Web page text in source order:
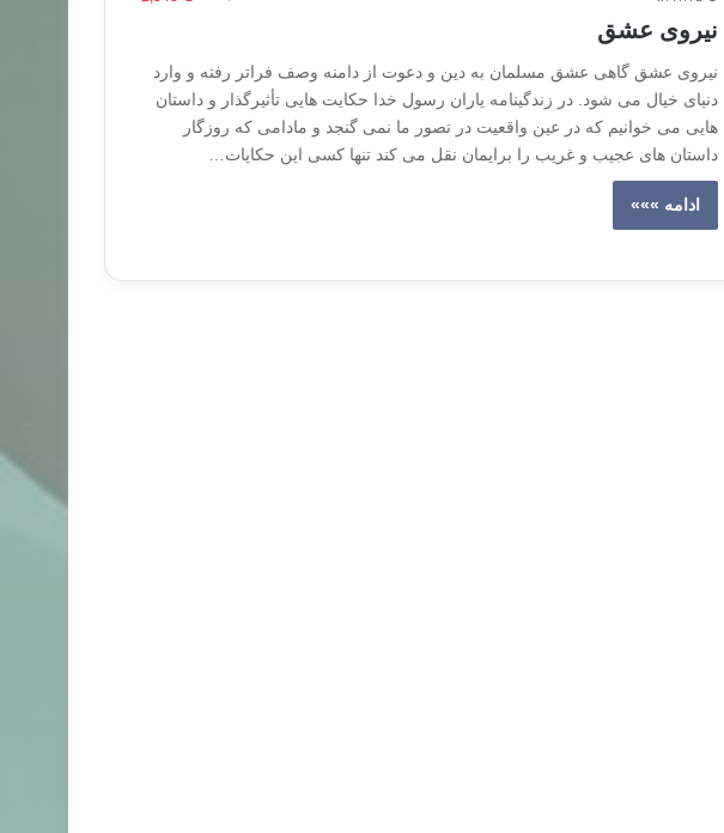
نیروی عشق
نیروی عشق گاهی عشق مسلمان به دین و دعوت از دامنه وصف فراتر رفته و وارد
دنیای خیال می شود. در زندگینامه یاران رسول خدا حکایت هایی تأثیرگذار و داستان
هایی می خوانیم که در عین واقعیت در تصور ما نمی گنجد و مادامی که روزگار
داستان های عجیب و غریب را برایمان نقل می کند تنها کسی این حکایات…
ادامه »»»